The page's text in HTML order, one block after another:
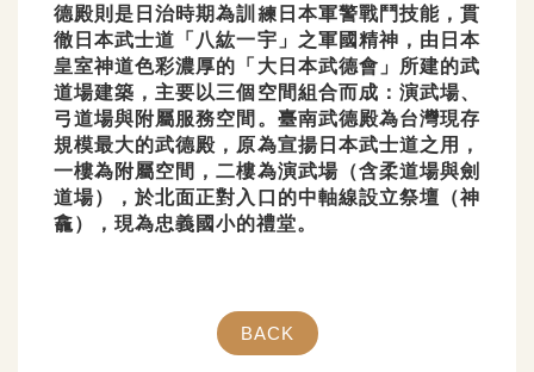
德殿則是日治時期為訓練日本軍警戰鬥技能，貫
徹日本武士道「八紘一宇」之軍國精神，由日本
皇室神道色彩濃厚的「大日本武德會」所建的武
道場建築，主要以三個空間組合而成：演武場、
弓道場與附屬服務空間。臺南武德殿為台灣現存
規模最大的武德殿，原為宣揚日本武士道之用，
一樓為附屬空間，二樓為演武場（含柔道場與劍
道場），於北面正對入口的中軸線設立祭壇（神
龕），現為忠義國小的禮堂。
BACK